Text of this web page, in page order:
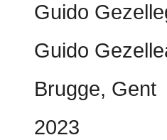
Guido
Guido
Brugge, Gent
2023